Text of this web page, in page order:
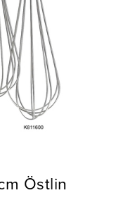
Östlin